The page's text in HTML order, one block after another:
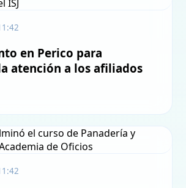
en Perico para
atención a los afiliados